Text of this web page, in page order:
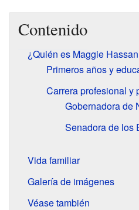
Contenido
¿Quién es Maggie
Primeros años y
Carrera profesional y
Gobernadora de
Senadora de los
Vida familiar
Galería de imágenes
Véase también